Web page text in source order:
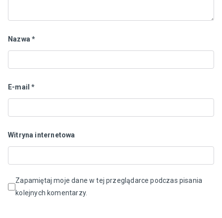
Nazwa*
E-mail*
Witryna internetowa
Zapamiętaj moje dane w tej przeglądarce podczas pisania
kolejnych komentarzy.